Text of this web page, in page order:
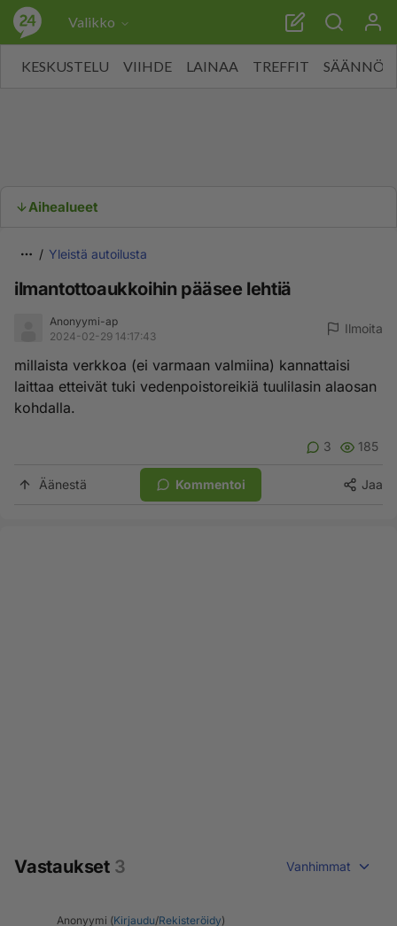
Valikko
KESKUSTELU VIIHDE LAINAA TREFFIT SÄÄNNÖT
Aihealueet
Yleistä autoilusta
ilmantottoaukkoihin pääsee lehtiä
Anonyymi-ap
2024-02-29 14:17:43
Ilmoita
millaista verkkoa (ei varmaan valmiina) kannattaisi
laittaa etteivät tuki vedenpoistoreikiä tuulilasin alaosan
kohdalla.
3 185
Äänestä Kommentoi Jaa
Vastaukset 3 Vanhimmat
Anonyymi (Kirjaudu/Rekisteröidy)